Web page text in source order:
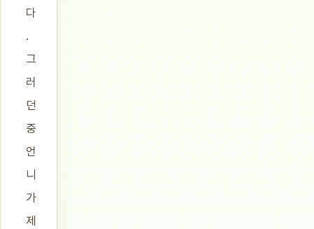
다
.
그
러
던
중
언
니
가
제